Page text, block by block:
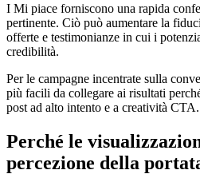
I Mi piace forniscono una rapida
pertinente. Ciò può aumentare la
offerte e testimonianze in cui i
credibilità.
Per le campagne incentrate sulla
più facili da collegare ai risultati
post ad alto intento e a creatività CTA.
Perché le
percezione della